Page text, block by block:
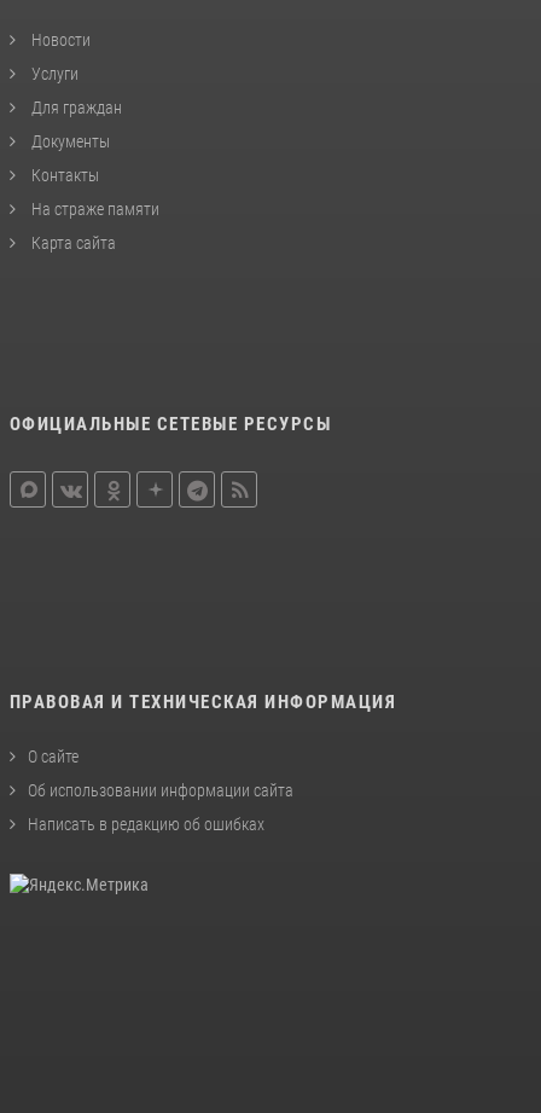
Новости
Услуги
Для граждан
Документы
Контакты
На страже памяти
Карта сайта
ОФИЦИАЛЬНЫЕ СЕТЕВЫЕ РЕСУРСЫ
ПРАВОВАЯ И ТЕХНИЧЕСКАЯ ИНФОРМАЦИЯ
О сайте
Об использовании информации сайта
Написать в редакцию об ошибках